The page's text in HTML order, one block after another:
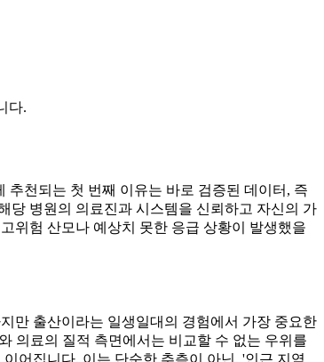
다.
추천되는 첫 번째 이유는 바로 검증된 데이터, 즉
당 병원의 의료진과 시스템을 신뢰하고 자신의 가
위험 산모나 예상치 못한 응급 상황이 발생했을
만 출산이라는 일생일대의 경험에서 가장 중요한
의료의 질적 측면에서는 비교할 수 없는 우위를
어집니다. 이는 단순한 추측이 아닌, '인근 지역